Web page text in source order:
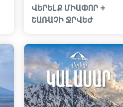
ՎԵՐԵԼՔ ՄԻԱՓՈՐ +
ՇԱՌԱՉԻ ՋՐՎԵԺ